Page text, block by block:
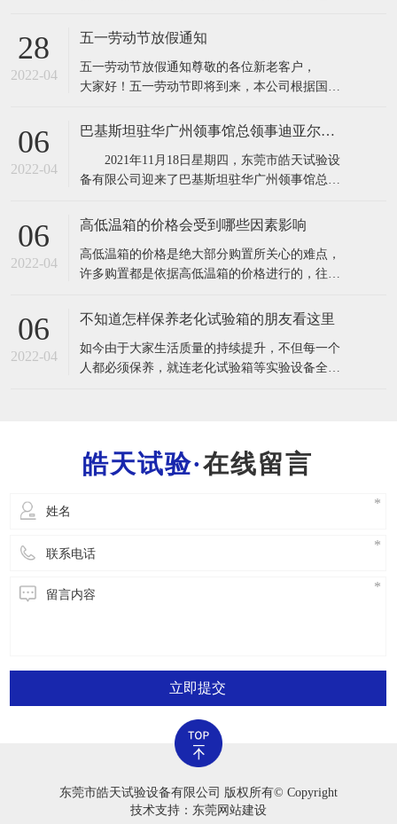
所具有的缺点,保证产品质量。高低温实验箱主要
产品、道路运输、电力能源原材料、航天航空、
诊疗化工厂、塑料橡料等及有关产品之耐高温，
28
2022-04
五一劳动节放假通知
五一劳动节放假通知​​尊敬的各位新老客户，
大家好！五一劳动节即将到来，本公司根据国务
动节假期安排通知如下：1、4月30日至5月4日
调休上班。节假日期间,各位新老客
06
2022-04
巴基斯坦驻华广州领事馆总领事迪亚尔汗先生和商务参赞穆罕默德·艾凡先生一行莅临东莞市皓天试验设备有限公司参观交流指导
2021年11月18日星期四，东莞市皓天试验设
备有限公司迎来了巴基斯坦驻华广州领事馆总领
中方代表陈新生一行莅临工厂参观指导。 东
基斯坦驻华广州领事馆总领事迪亚尔汗先生和商
务参赞穆罕默德·艾凡先生、中方代表
06
2022-04
高低温箱的价格会受到哪些因素影响
​高低温箱的价格是绝大部分购置所关心的难点，
许多购置都是依据高低温箱的价格进行的，往往
工制作工艺.原料.核心技术等因素不一样，因此在
的温度要求越高，价格就越高。由于温度越高，
压榨和改性工程塑料的成本费用就越高。挑选
06
2022-04
不知道怎样保养老化试验箱的朋友看这里
​如今由于大家生活质量的持续提升，不但每一个
人都必须保养，就连老化试验箱等实验设备全是
立即开展安全事故解决。2.严禁应用老化试验箱
在线留言
立即提交
东莞市皓天试验设备有限公司 版权所有© Copyright
技术支持：东莞网站建设